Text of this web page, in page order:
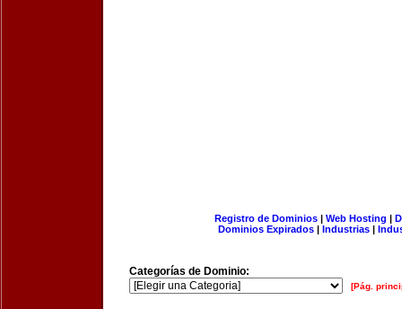
Registro de Dominios| Web Hosting |
Dominios Expirados | Industrias |
Categorías de Dominio:
[Pág.